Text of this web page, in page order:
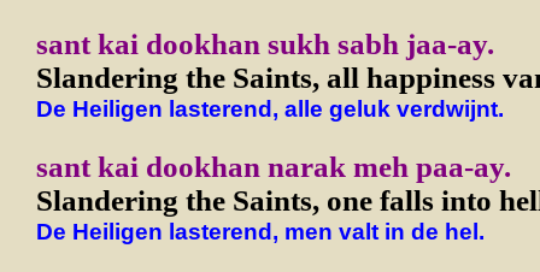
sant kai dookhan sukh sabh jaa-ay.
Slandering the Saints, all happiness
De Heiligen lasterend, alle geluk verdwijnt.
sant kai dookhan narak meh paa-ay.
Slandering the Saints, one falls into
De Heiligen lasterend, men valt in de hel.